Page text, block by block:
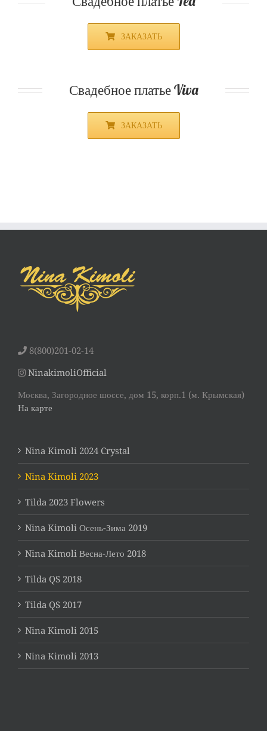
ЗАКАЗАТЬ
Свадебное платье Viva
ЗАКАЗАТЬ
8(800)201-02-14
NinakimoliOfficial
Москва, Загородное шоссе, дом 15, корп.1 (м. Крымская)
На карте
Nina Kimoli 2024 Crystal
Nina Kimoli 2023
Tilda 2023 Flowers
Nina Kimoli Осень-Зима 2019
Nina Kimoli Весна-Лето 2018
Tilda QS 2018
Tilda QS 2017
Nina Kimoli 2015
Nina Kimoli 2013